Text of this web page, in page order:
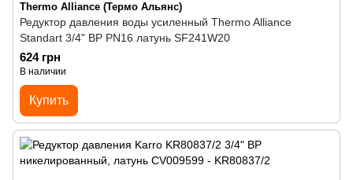
Thermo Alliance (Термо Альянс)
Редуктор давления воды усиленный Thermo Alliance
Standart 3/4" ВР PN16 латунь SF241W20
624 грн
В наличии
Купить